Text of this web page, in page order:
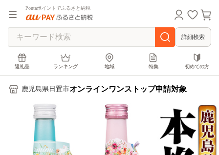
Pontaポイントでふるさと納税
詳細検索
返礼品 ランキング 地域 特集 初めての方
鹿児島県日置市オンラインワンストップ申請対象